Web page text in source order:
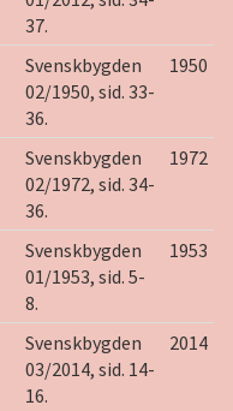
37.
Svenskbygden
02/1950, sid. 33-
36.
1950
Svenskbygden
02/1972, sid. 34-
36.
1972
Svenskbygden
01/1953, sid. 5-
8.
1953
Svenskbygden
03/2014, sid. 14-
16.
2014